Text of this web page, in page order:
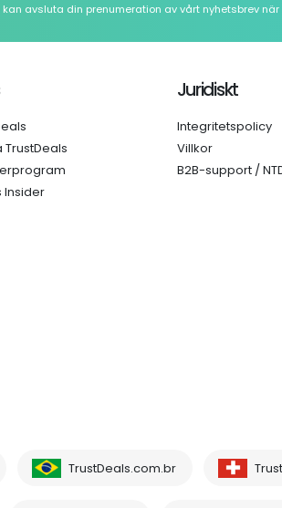
kan avsluta din prenumeration av vårt nyhetsbrev
Insider
Juridiskt
Integritetspolicy
Villkor
B2B-support /
TrustDeals.com.br